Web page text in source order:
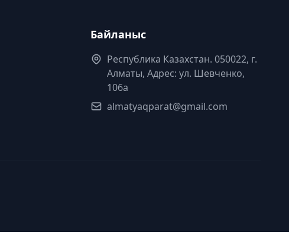
Байланыс
Республика Казахстан. 050022, г.
Алматы, Адрес: ул. Шевченко,
106а
almatyaqparat@gmail.com